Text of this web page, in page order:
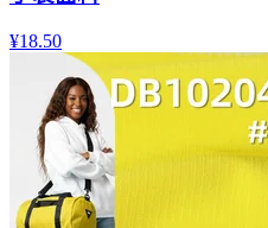
¥18.50